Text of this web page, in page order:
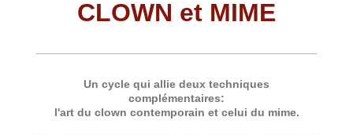
CLOWN et MIME
Un cycle qui allie deux techniques
complémentaires:
l'art du clown contemporain et celui du mime.